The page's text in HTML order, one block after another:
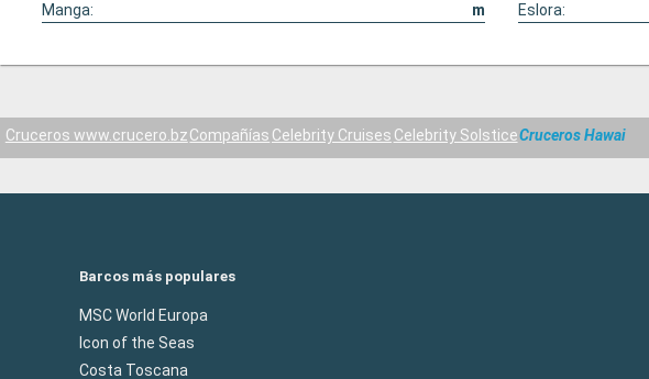
Manga:
m Eslora:
Cruceros www.crucero.bzCompañías Celebrity Cruises Celebrity SolsticeCruceros Hawai
Barcos más populares
MSC World Europa
Icon of the Seas
Costa Toscana